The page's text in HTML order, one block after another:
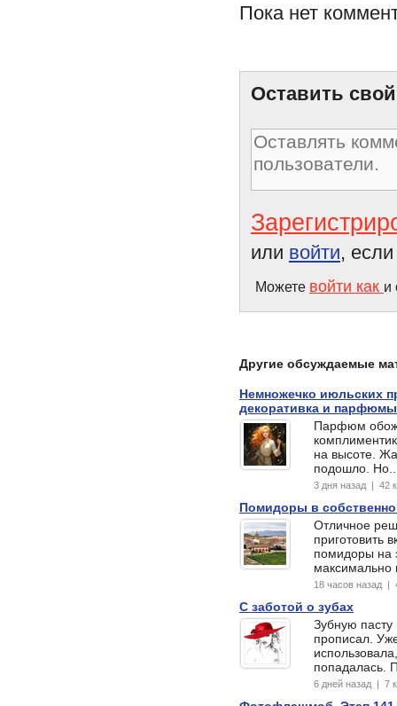
Пока нет
Оставить
или войти,
Можете войти как и
Другие обсуждаемые
Немножечко июльских
декоративка и
Парфюм
на высоте.
подошло.
3 дня назад | 42
Помидоры в
Отличное
приготовить
помидоры на
максимально
18 часов назад |
С заботой о зубах
Зубную пасту
прописал.
попадалась.
6 дней назад | 7